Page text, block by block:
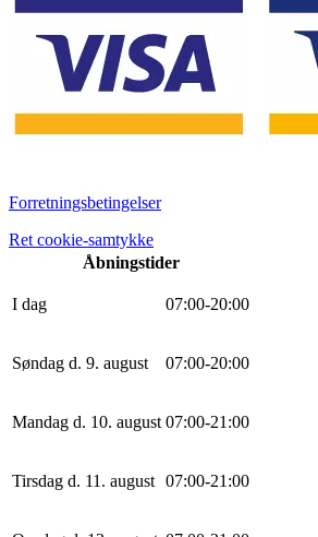
Forretningsbetingelser
Ret cookie-samtykke
Åbningstider
I dag 07:00-20:00
Søndag d. 9. august 07:00-20:00
Mandag d. 10. august 07:00-21 :00
Tirsdag d. 11. august 07:00-21 :00